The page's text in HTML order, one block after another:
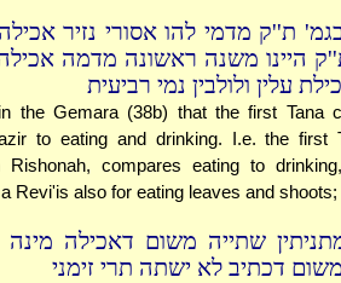
ת''ק מדמי להו אסורי נזיר
היינו משנה ראשונה מדמה
עלין ולולבין נמי רביעית
the Gemara (38b) that the first Tana
to eating and drinking. I.e. the first
Rishonah, compares eating to
Revi'is also for eating leaves and shoots;
שתייה משום דאכילה מינה
דכתיב לא ישתה תרי זימני